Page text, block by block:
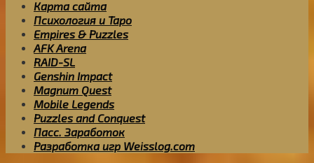
Карта сайта
Психология и Таро
Empires & Puzzles
AFK Arena
RAID-SL
Genshin Impact
Magnum Quest
Mobile Legends
Puzzles and Conquest
Пасс. Заработок
Разработка игр Weisslog.com